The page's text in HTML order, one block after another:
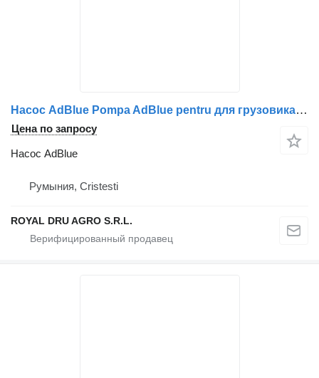
Насос AdBlue Pompa AdBlue pentru для грузовика Scania – Coduri 2182737, 2549339, 2655852, 2057543, 2695808, 573159-14
Цена по запросу
Насос AdBlue
Румыния, Cristesti
ROYAL DRU AGRO S.R.L.